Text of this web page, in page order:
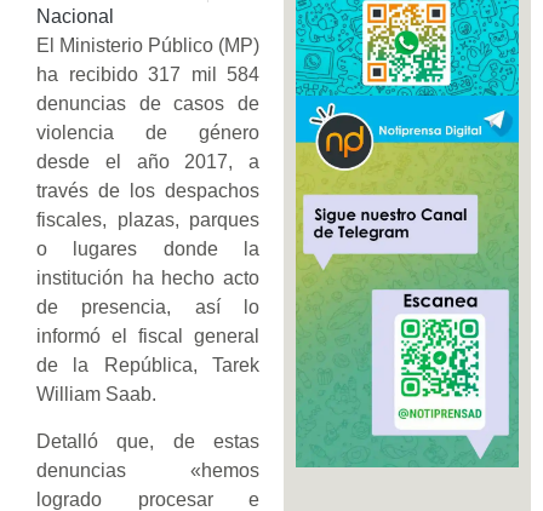
Nacional
El Ministerio Público (MP)
ha recibido 317 mil 584
denuncias de casos de
violencia de género
desde el año 2017, a
través de los despachos
fiscales, plazas, parques
o lugares donde la
institución ha hecho acto
de presencia, así lo
informó el fiscal general
de la República, Tarek
William Saab.
Detalló que, de estas
denuncias «hemos
logrado procesar e